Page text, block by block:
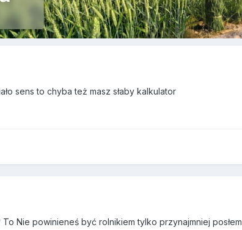
sens to chyba też masz słaby kalkulator
Nie powinieneś być rolnikiem tylko przynajmniej posłem